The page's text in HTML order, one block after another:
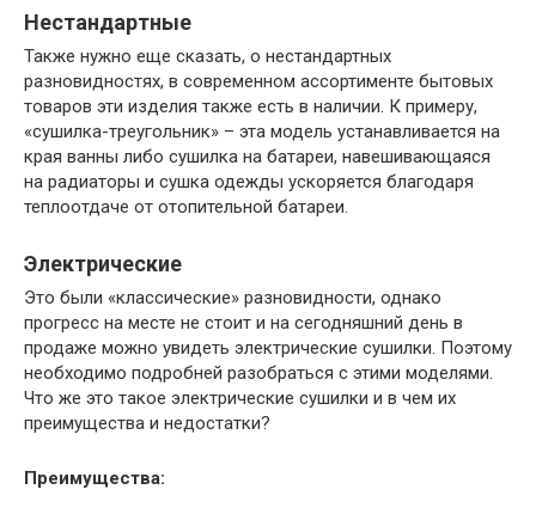
Нестандартные
Также нужно еще сказать, о нестандартных
разновидностях, в современном ассортименте бытовых
товаров эти изделия также есть в наличии. К примеру,
«сушилка-треугольник» – эта модель устанавливается на
края ванны либо сушилка на батареи, навешивающаяся
на радиаторы и сушка одежды ускоряется благодаря
теплоотдаче от отопительной батареи.
Электрические
Это были «классические» разновидности, однако
прогресс на месте не стоит и на сегодняшний день в
продаже можно увидеть электрические сушилки. Поэтому
необходимо подробней разобраться с этими моделями.
Что же это такое электрические сушилки и в чем их
преимущества и недостатки?
Преимущества: